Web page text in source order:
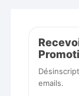
emails.